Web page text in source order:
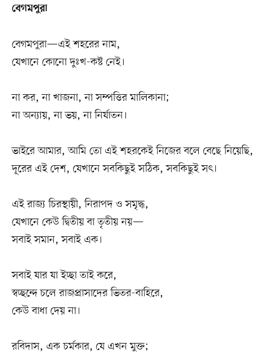
বেগমপুরা
বেগমপুরা—এই শহরের নাম,
যেখানে কোনো দুঃখ-কষ্ট নেই।
না কর, না খাজনা, না সম্পত্তির মালিকানা;
না অন্যায়, না ভয়, না নির্যাতন।
ভাইরে আমার, আমি তো এই শহরকেই নিজের বলে বেছে নিয়েছি,
দূরের এই দেশ, যেখানে সবকিছুই সঠিক, সবকিছুই সৎ।
এই রাজ্য চিরস্থায়ী, নিরাপদ ও সমৃদ্ধ,
যেখানে কেউ দ্বিতীয় বা তৃতীয় নয়—
সবাই সমান, সবাই এক।
সবাই যার যা ইচ্ছা তাই করে,
স্বচ্ছন্দে চলে রাজপ্রাসাদের ভিতর-বাহিরে,
কেউ বাধা দেয় না।
রবিদাস, এক চর্মকার, যে এখন মুক্ত;